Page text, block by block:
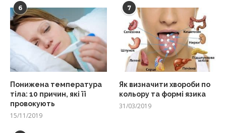
6
Понижена температура
тіла: 10 причин, які її
провокують
15/11/2019
7
Як визначити хвороби по
кольору та формі язика
31/03/2019